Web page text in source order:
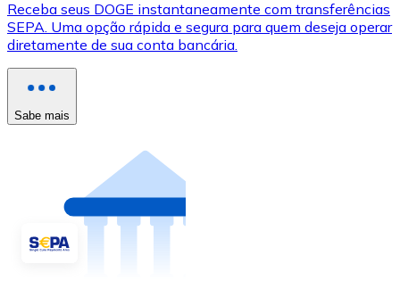
Receba seus DOGE instantaneamente com transferências
SEPA. Uma opção rápida e segura para quem deseja operar
diretamente de sua conta bancária.
Sabe mais